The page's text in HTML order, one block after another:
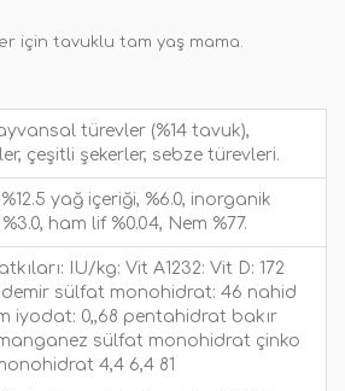
için tavuklu tam yaş mama.
türevler (%14 tavuk),
çeşitli şekerler, sebze türevleri.
yağ içeriği, %6.0, inorganik
ham lif %0.04, Nem %77.
IU/kg: Vit A1232: Vit D: 172
sülfat monohidrat: 46 nahid
iyodat: 0,,68 pentahidrat bakır
sülfat monohidrat çinko
4,4 6,4 81